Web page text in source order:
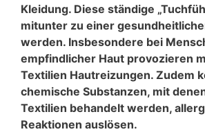
Kleidung. Diese ständige
mitunter zu einer
werden. Insbesondere bei
empfindlicher Haut provozieren
Textilien Hautreizungen. Zudem
chemische Substanzen, mit
Textilien behandelt werden,
Reaktionen auslösen.